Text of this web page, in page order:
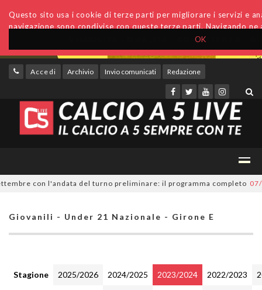
OK
Questo sito usa i cookie di terze parti per migliorare i servizi e
navigazione sono condivise con queste terze parti. Navigando
Accedi Archivio Invio comunicati Redazione
con l'andata del turno preliminare: il programma completo 07/08/
Giovanili - Under 21 Nazionale - Girone E
Stagione 2025/2026 2024/2025 2023/2024 2022/2023